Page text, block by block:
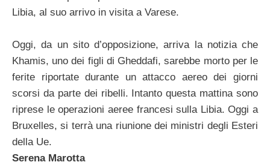
Libia, al suo arrivo in visita a Varese.
Oggi, da un sito d’opposizione, arriva la notizia che
Khamis, uno dei figli di Gheddafi, sarebbe morto per le
ferite riportate durante un attacco aereo dei giorni
scorsi da parte dei ribelli. Intanto questa mattina sono
riprese le operazioni aeree francesi sulla Libia. Oggi a
Bruxelles, si terrà una riunione dei ministri degli Esteri
della Ue.
Serena Marotta